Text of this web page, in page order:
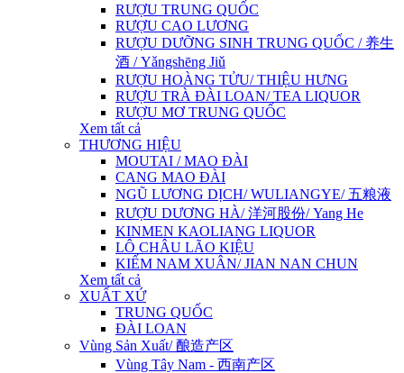
RƯỢU TRUNG QUỐC
RƯỢU CAO LƯƠNG
RƯỢU DƯỠNG SINH TRUNG QUỐC / 养生
酒 / Yǎngshēng Jiǔ
RƯỢU HOÀNG TỬU/ THIỆU HƯNG
RƯỢU TRÀ ĐÀI LOAN/ TEA LIQUOR
RƯỢU MƠ TRUNG QUỐC
Xem tất cả
THƯƠNG HIỆU
MOUTAI / MAO ĐÀI
CANG MAO ĐÀI
NGŨ LƯƠNG DỊCH/ WULIANGYE/ 五粮液
RƯỢU DƯƠNG HÀ/ 洋河股份/ Yang He
KINMEN KAOLIANG LIQUOR
LÔ CHÂU LÃO KIỆU
KIẾM NAM XUÂN/ JIAN NAN CHUN
Xem tất cả
XUẤT XỨ
TRUNG QUỐC
ĐÀI LOAN
Vùng Sản Xuất/ 酿造产区
Vùng Tây Nam - 西南产区